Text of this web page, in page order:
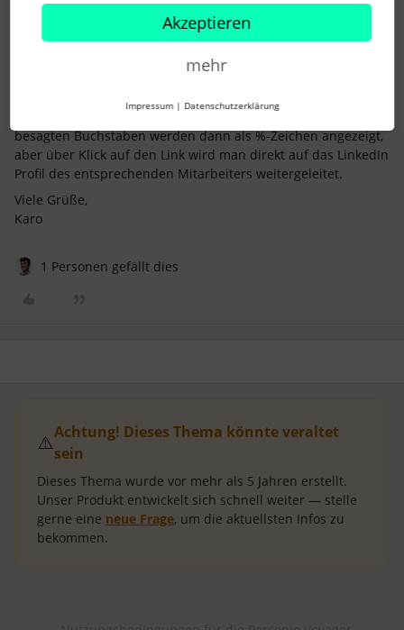
KarolinDasch
Liebe@Susanne AD,
vielen Dank für Deine Nachricht.
einfügst funktioniert es auch mit Umlauten und ß. Die
besagten Buchstaben werden dann als %-Zeichen angezeigt,
aber über Klick auf den Link wird man direkt auf das LinkedIn
Profil des entsprechenden Mitarbeiters weitergeleitet.
Viele Grüße,
Karo
1 Personen gefällt dies
⚠️Achtung! Dieses Thema könnte veraltet
sein
Dieses Thema wurde vor mehr als 5 Jahren erstellt.
Unser Produkt entwickelt sich schnell weiter — stelle
gerne eine neue Frage, um die aktuellsten Infos zu
bekommen.
Akzeptieren
mehr
Impressum | Datenschutzerklärung